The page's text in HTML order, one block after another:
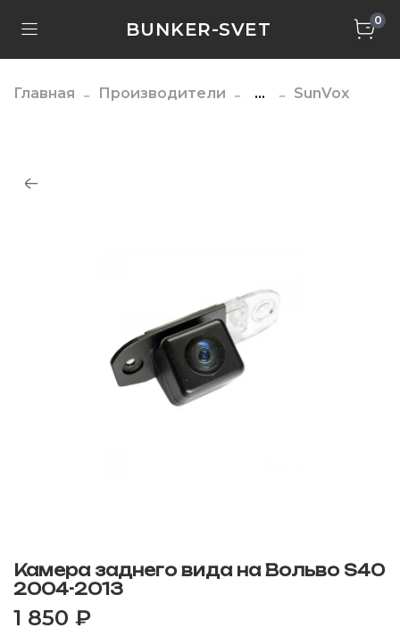
BUNKER-SVET 0
Главная Производители ... SunVox
Камера заднего вида на Вольво S40
2004-2013
1 850 ₽